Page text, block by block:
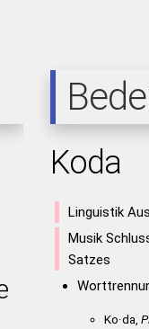
Koda
Linguistik
Musik
Satzes
Ko·da,